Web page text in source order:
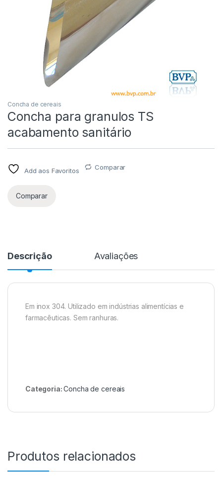
Concha de cereais
Concha para granulos TS
acabamento sanitário
Add aos Favoritos Comparar
Comparar
Descrição Avaliações
Em inox 304. Utilizado em indústrias alimentícias e
farmacêuticas. Sem ranhuras.
Categoria:Concha de cereais
Produtos relacionados